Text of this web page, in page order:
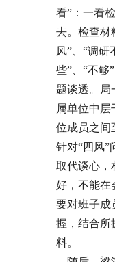
看”：一看
去。检查材
风”、“调研
些”、“不够
题谈透。局
属单位中层
位成员之间
针对“四风”
取代谈心，
好，不能在
要对班子成
握，结合所
料。